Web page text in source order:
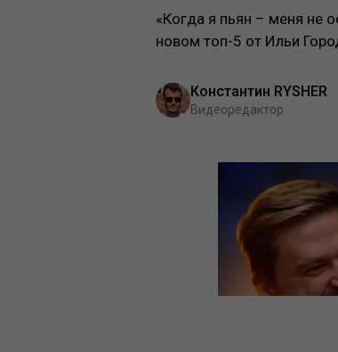
«Когда я пьян – меня не
новом топ-5 от Ильи
Константин RYSHER
Видеоредактор